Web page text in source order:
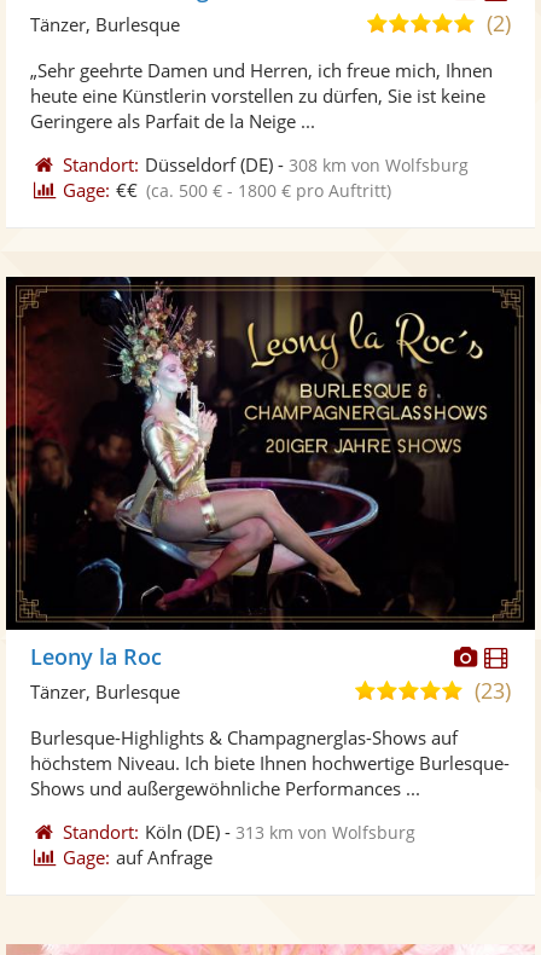
Fotos
5,0
5
(2)
Tänzer, Burlesque
„Sehr geehrte Damen und Herren, ich freue mich, Ihnen
heute eine Künstlerin vorstellen zu dürfen, Sie ist keine
Geringere als Parfait de la Neige ...
Standort: Düsseldorf(DE) -308 km von Wolfsburg
Gage: €€ (ca. 500 € - 1800 € pro Auftritt)
Leony la Roc
5,0
Sternen
(23)
Tänzer, Burlesque
Burlesque-Highlights & Champagnerglas-Shows auf
höchstem Niveau. Ich biete Ihnen hochwertige Burlesque-
Shows und außergewöhnliche Performances ...
Standort: Köln (DE) -313 km von Wolfsburg
Gage: auf Anfrage